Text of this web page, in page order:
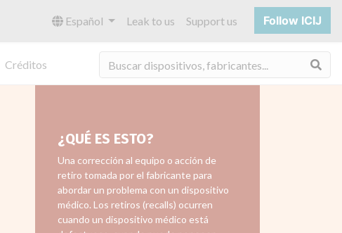
Español Leak to us Support us Follow ICIJ
Créditos
¿QUÉ ES ESTO?
Una corrección al equipo o acción de
retiro tomada por el fabricante para
abordar un problema con un dispositivo
médico. Los retiros (recalls) ocurren
cuando un dispositivo médico está